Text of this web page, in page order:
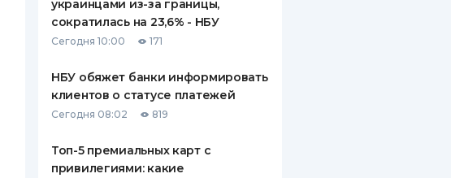
украинцами из-за границы,
сократилась на 23,6% - НБУ
Сегодня 10:00 171
НБУ обяжет банки информировать
клиентов о статусе платежей
Сегодня 08:02 819
Топ-5 премиальных карт с
привилегиями: какие